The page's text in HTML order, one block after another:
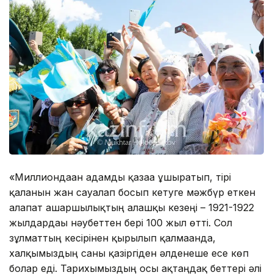
«Миллиондаған адамды қазаға ұшыратып, тірі
қалғанын жан сауғалап босып кетуге мәжбүр еткен
алапат ашаршылықтың алғашқы кезеңі – 1921-1922
жылдардағы нәубеттен бері 100 жыл өтті. Сол
зұлматтың кесірінен қырылып қалмағанда,
халқымыздың саны қазіргіден әлденеше есе көп
болар еді. Тарихымыздың осы ақтаңдақ беттері әлі